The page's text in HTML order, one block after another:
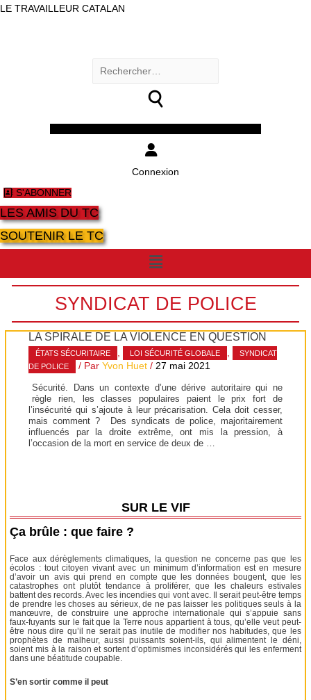
LE TRAVAILLEUR CATALAN
Rechercher :
Connexion
S'ABONNER
LES AMIS DU TC
SOUTENIR LE TC
Menu
SYNDICAT DE POLICE
LA SPIRALE DE LA VIOLENCE EN QUESTION
ÉTATS SÉCURITAIRE , LOI SÉCURITÉ GLOBALE ,
SYNDICAT
DE POLICE
/ ParYvon Huet /27 mai 2021
Sécurité. Dans un contexte d’une dérive autoritaire qui ne
règle rien, les classes populaires paient le prix fort de
l’insécurité qui s’ajoute à leur précarisation. Cela doit cesser,
mais comment ? Des syndicats de police, majoritairement
influencés par la droite extrême, ont mis la pression, à
l’occasion de la mort en service de deux de …
SUR LE VIF
Ça brûle : que faire ?
Face aux dérèglements climatiques, la question ne concerne pas que les
écolos : tout citoyen vivant avec un minimum d’information est en mesure
d’avoir un avis qui prend en compte que les données bougent, que les
catastrophes ont plutôt tendance à proliférer, que les chaleurs estivales
battent des records. Avec les incendies qui vont avec. Il serait peut-être temps
de prendre les choses au sérieux, de ne pas laisser les politiques seuls à la
manœuvre, de construire une approche internationale qui s’appuie sans
faux-fuyants sur le fait que la Terre nous appartient à tous, qu’elle veut peut-
être nous dire qu’il ne serait pas inutile de modifier nos habitudes, que les
prophètes de malheur, aussi puissants soient-ils, qui alimentent le déni,
soient mis à la raison et sortent d’optimismes inconsidérés qui les enferment
dans une béatitude coupable.
S’en sortir comme il peut